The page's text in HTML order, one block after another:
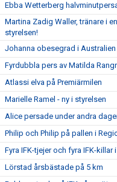
Ebba Wetterberg
Martina Zadig Waller, tränare i
styrelsen!
Johanna obesegrad i Australien
Fyrdubbla pers av Matilda
Atlassi elva på Premiärmilen
Marielle Ramel - ny i styrelsen
Alice persade under andra
Philip och Philip på pallen i
Fyra IFK-tjejer och fyra IFK-
Lörstad årsbästade på 5 km